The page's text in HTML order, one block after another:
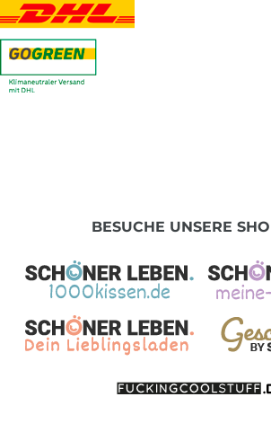
BESUCHE UNSERE